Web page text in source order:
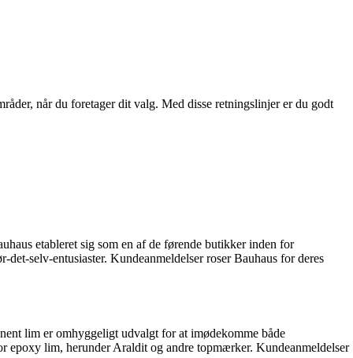
når du foretager dit valg. Med disse retningslinjer er du godt
etableret sig som en af de førende butikker inden for
selv-entusiaster. Kundeanmeldelser roser Bauhaus for deres
lim er omhyggeligt udvalgt for at imødekomme både
epoxy lim, herunder Araldit og andre topmærker. Kundeanmeldelser